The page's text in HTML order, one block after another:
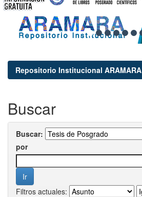
Repositorio Institucional ARAMARA
Buscar
Buscar:
por
Filtros actuales: